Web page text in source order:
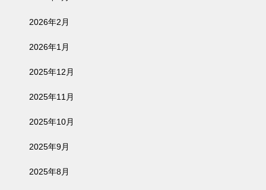
2026年2月
2026年1月
2025年12月
2025年11月
2025年10月
2025年9月
2025年8月